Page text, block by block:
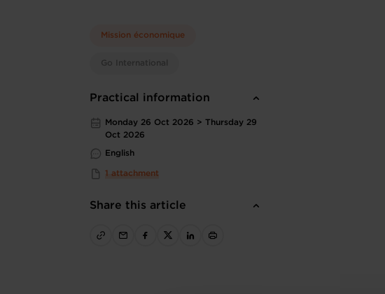
Mission économique
Go International
Practical information
Monday 26 Oct 2026 > Thursday 29
Oct 2026
English
1 attachment
Share this article